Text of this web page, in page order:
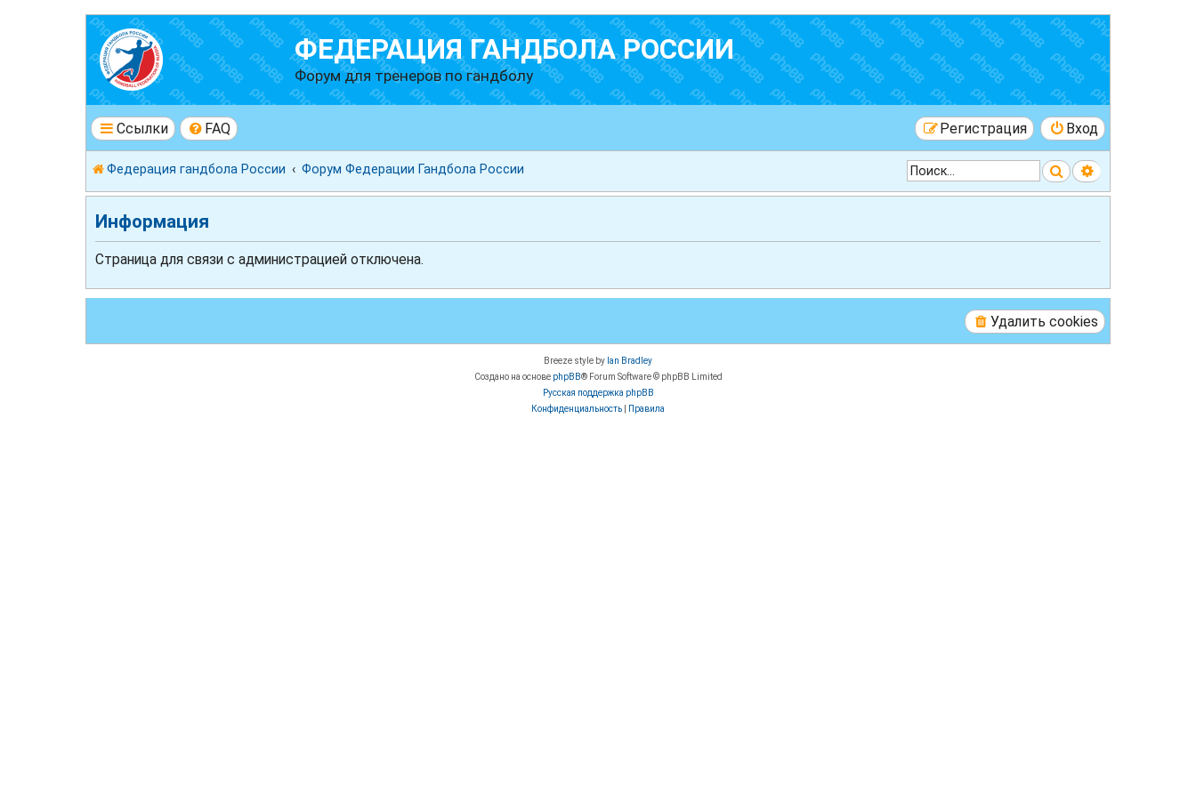
ФЕДЕРАЦИЯ ГАНДБОЛА РОССИИ
Форум для тренеров по гандболу
Ссылки FAQ Вход
Регистрация
Федерация гандбола России Форум Федерации Гандбола России ПоискРасширенный
Информация
Страница для связи с администрацией отключена.
Удалить cookies
Breeze style by Ian Bradley
Создано на основе phpBB® Forum Software © phpBB Limited
Русская поддержка phpBB
Конфиденциальность
Правила